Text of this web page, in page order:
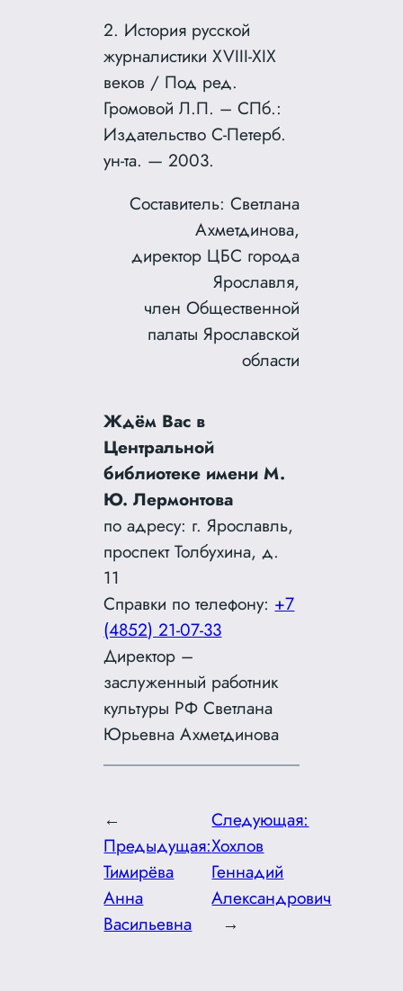
2. История русской
журналистики XVIII-XIX
веков / Под ред.
Громовой Л.П. – СПб.:
Издательство С-Петерб.
ун-та. — 2003.
Составитель: Светлана
Ахметдинова,
директор ЦБС города
Ярославля,
член Общественной
палаты Ярославской
области
Ждём Вас в
Центральной
библиотеке имени М.
Ю. Лермонтова
по адресу: г. Ярославль,
проспект Толбухина, д.
11
Справки по телефону: +7
(4852) 21-07-33
Директор –
заслуженный работник
культуры РФ Светлана
Юрьевна Ахметдинова
←
Предыдущая:
Тимирёва
Анна
Васильевна
Следующая:
Хохлов
Геннадий
Александрович
→